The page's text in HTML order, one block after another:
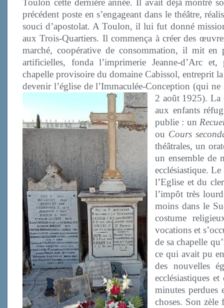
Toulon cette dernière année. Il avait déjà montré
précédent poste en s’engageant dans le théâtre,
souci d’apostolat. A Toulon, il lui fut donné
aux Trois-Quartiers. Il commença à créer des
marché, coopérative de consommation, il mit en
artificielles, fonda l’imprimerie Jeanne-d’Arc
chapelle provisoire du domaine Cabissol, entreprit
devenir l’église de l’Immaculée-Conception (qui ne
2 août 1925). La
aux enfants
publie : un
ou Cours
théâtrales, un
un ensemble de
ecclésiastique.
l’Eglise et du
l’impôt très
moins dans le
costume
vocations et
de sa chapelle
ce qui avait pu
des nouvelles
ecclésiastiques
minutes
choses. Son